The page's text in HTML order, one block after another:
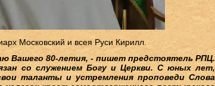
Московский и всея Руси Кирилл.
Вашего 80-летия, - пишет предстоятель РПЦ.
со служением Богу и Церкви. С юных лет,
таланты и устремления проповеди Слова